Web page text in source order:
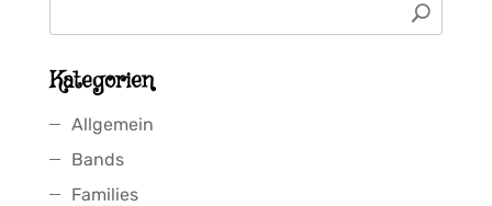
Kategorien
Allgemein
Bands
Families